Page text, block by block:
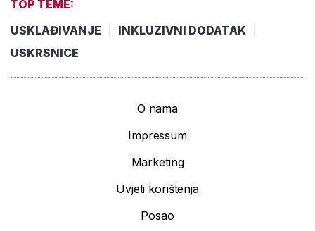
TOP TEME:
USKLAĐIVANJE
INKLUZIVNI DODATAK
USKRSNICE
O nama
Impressum
Marketing
Uvjeti korištenja
Posao